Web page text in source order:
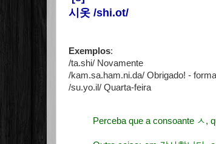
시옷 /shi.ot/
Exemplos:
/ta.shi/ Novamente
/kam.sa.ham.ni.da/ Obrigado! - formal
/su.yo.il/ Quarta-feira
Perceba que a consoante ㅅ,